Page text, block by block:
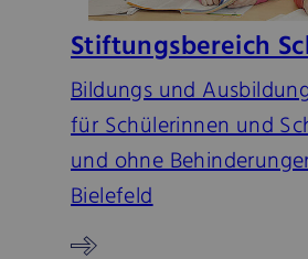
Stiftungsbereich
Bildungs und
für Schülerinnen und
und ohne
Bielefeld